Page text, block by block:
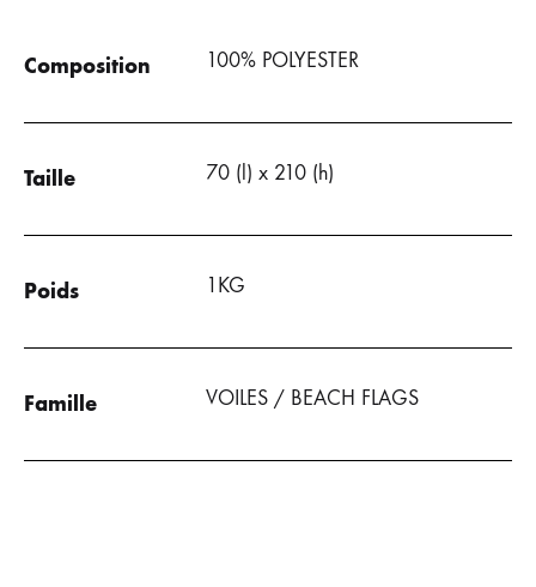
Composition 100% POLYESTER
Taille 70 (l) x 210 (h)
Poids 1KG
Famille VOILES / BEACH FLAGS